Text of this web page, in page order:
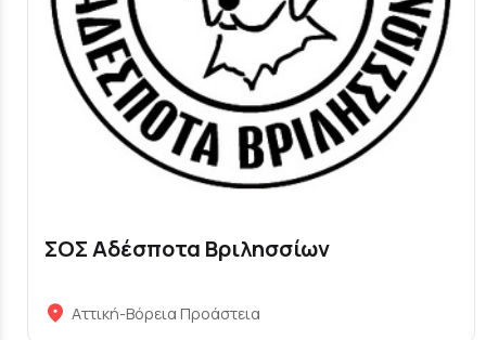
ΣΟΣ Αδέσποτα Βριλησσίων
Αττική-Βόρεια Προάστεια